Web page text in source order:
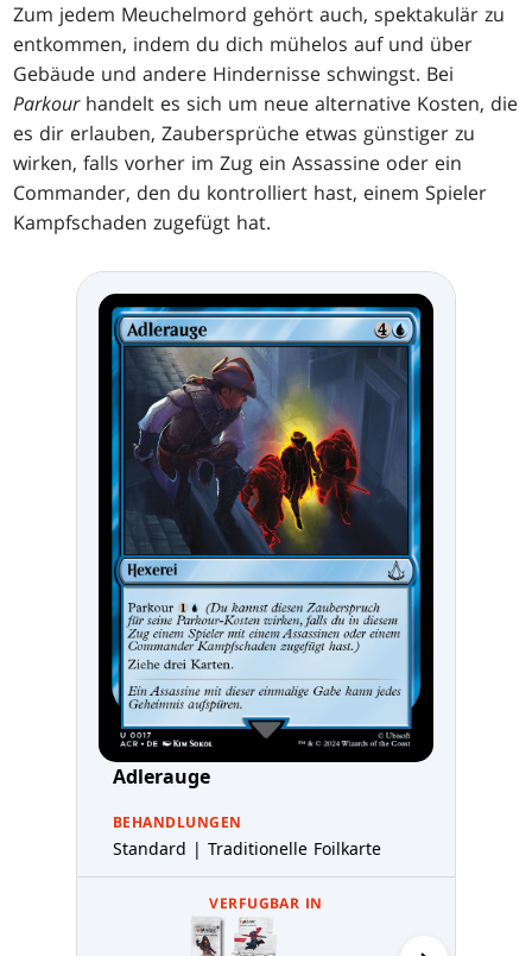
Zum jedem Meuchelmord gehört auch, spektakulär zu
entkommen, indem du dich mühelos auf und über
Gebäude und andere Hindernisse schwingst. Bei
Parkourhandelt es sich um neue alternative Kosten, die
es dir erlauben, Zaubersprüche etwas günstiger zu
wirken, falls vorher im Zug ein Assassine oder ein
Commander, den du kontrolliert hast, einem Spieler
Kampfschaden zugefügt hat.
Adlerauge
BEHANDLUNGEN
Standard | Traditionelle Foilkarte
VERFUGBAR IN